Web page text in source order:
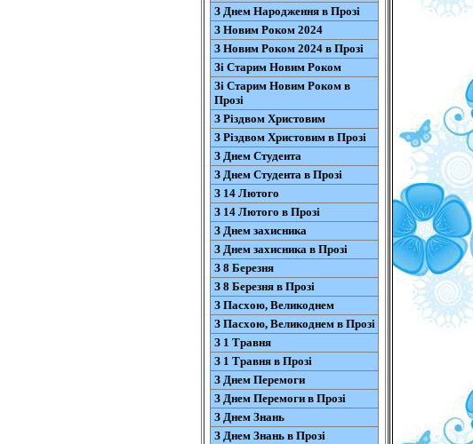
З Днем Народження в Прозі
З Новим Роком 2024
З Новим Роком 2024 в Прозі
Зі Старим Новим Роком
Зі Старим Новим Роком в
Прозі
З Різдвом Христовим
З Різдвом Христовим в Прозі
З Днем Студента
З Днем Студента в Прозі
З 14 Лютого
З 14 Лютого в Прозі
З Днем захисника
З Днем захисника в Прозі
З 8 Березня
З 8 Березня в Прозі
З Пасхою, Великоднем
З Пасхою, Великоднем в Прозі
З 1 Травня
З 1 Травня в Прозі
З Днем Перемоги
З Днем Перемоги в Прозі
З Днем Знань
З Днем Знань в Прозі